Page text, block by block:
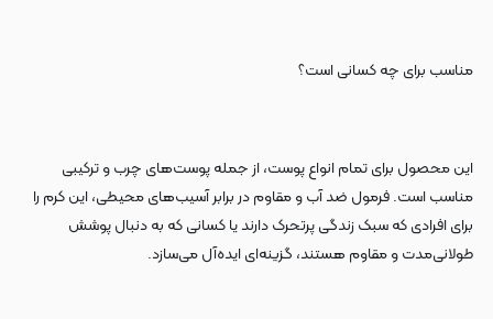
مناسب برای چه کسانی است؟
این محصول برای تمام انواع پوست، از جمله پوست‌های چرب و ترکیبی
مناسب است. فرمول ضد آب و مقاوم در برابر آسیب‌های محیطی، این کرم را
برای افرادی که سبک زندگی پرتحرک دارند یا کسانی که به دنبال پوشش
طولانی‌مدت و مقاوم هستند، گزینه‌ای ایده‌آل می‌سازد.